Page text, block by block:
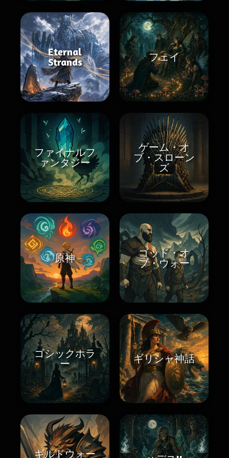
Eternal
Strands
フェイ
ファイナルフ
ァンタジー
ゲーム・オ
ブ・スローン
ズ
原神
ゴッド・オ
ブ・ウォー
ゴシックホラ
ー
ギリシャ神話
ギルドウォー